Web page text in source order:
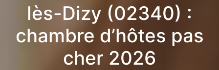
lès-Dizy (02340) :
chambre d’hôtes pas
cher 2026